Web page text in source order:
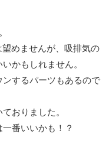
めませんが、吸排気の
かもしれません。
するパーツもあるので
おりました。
番いいかも！？